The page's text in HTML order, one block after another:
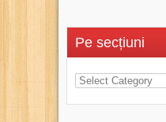
Pe secțiuni